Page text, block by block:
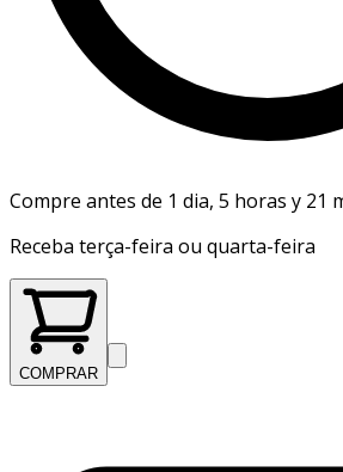
Compre antes de 1 dia, 5 horas y 21
Receba terça-feira ou quarta-feira
COMPRAR